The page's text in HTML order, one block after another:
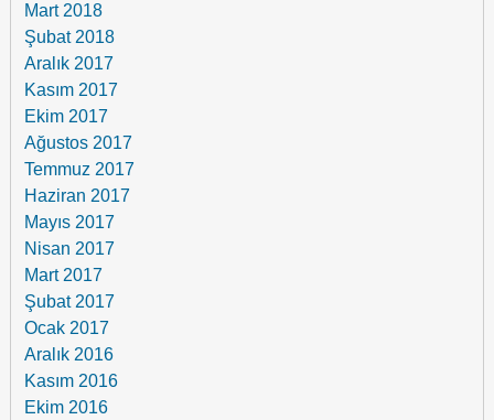
Mart 2018
Şubat 2018
Aralık 2017
Kasım 2017
Ekim 2017
Ağustos 2017
Temmuz 2017
Haziran 2017
Mayıs 2017
Nisan 2017
Mart 2017
Şubat 2017
Ocak 2017
Aralık 2016
Kasım 2016
Ekim 2016